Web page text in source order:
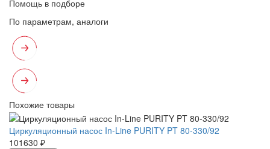
Помощь в подборе
По параметрам, аналоги
Похожие товары
Циркуляционный насос In-Line PURITY PT 80-330/92
101630 ₽